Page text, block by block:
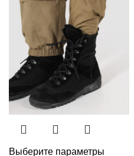
Выберите параметры